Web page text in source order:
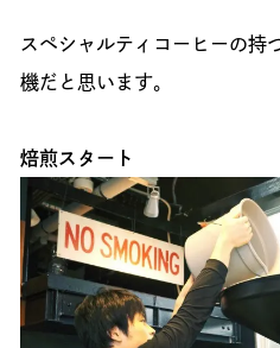
スペシャルティコーヒーの持
機だと思います。
焙煎スタート